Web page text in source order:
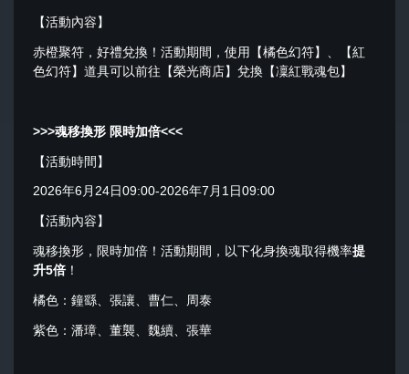
【活動內容】
赤橙聚符，好禮兌換！活動期間，使用【橘色幻符】、【紅
色幻符】道具可以前往【榮光商店】兌換【凜紅戰魂包】
>>>魂移換形 限時加倍<<<
【活動時間】
2026年6月24日09:00-2026年7月1日09:00
【活動內容】
魂移換形，限時加倍！活動期間，以下化身換魂取得機率提
升5倍！
橘色：鐘繇、張讓、曹仁、周泰
紫色：潘璋、董襲、魏續、張華